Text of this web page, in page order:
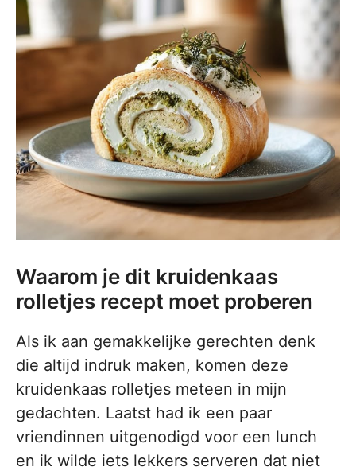
Waarom je dit kruidenkaas
rolletjes recept moet proberen
Als ik aan gemakkelijke gerechten denk
die altijd indruk maken, komen deze
kruidenkaas rolletjes meteen in mijn
gedachten. Laatst had ik een paar
vriendinnen uitgenodigd voor een lunch
en ik wilde iets lekkers serveren dat niet